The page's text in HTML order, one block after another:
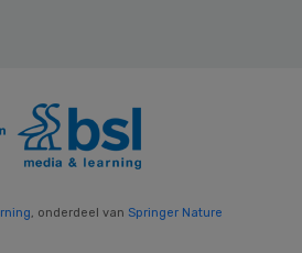
, onderdeel van Springer Nature